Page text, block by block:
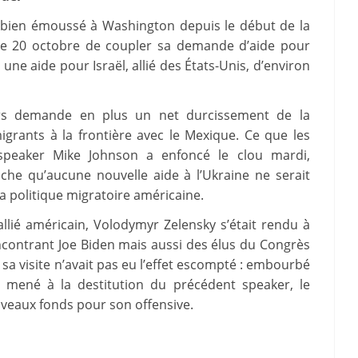
émoussé à Washington depuis le début de la
20 octobre de coupler sa demande d’aide pour
aide pour Israël, allié des États-Unis, d’environ
demande en plus un net durcissement de la
à la frontière avec le Mexique. Ce que les
Mike Johnson a enfoncé le clou mardi,
qu’aucune nouvelle aide à l’Ukraine ne serait
politique migratoire américaine.
américain, Volodymyr Zelensky s’était rendu à
Joe Biden mais aussi des élus du Congrès
visite n’avait pas eu l’effet escompté : embourbé
à la destitution du précédent speaker, le
fonds pour son offensive.